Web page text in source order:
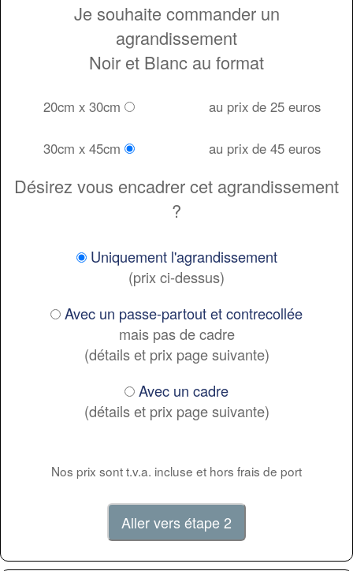
Je souhaite commander un
agrandissement
Noir et Blanc au format
20cm x 30cm au prix de 25 euros
30cm x 45cm au prix de 45 euros
Désirez vous encadrer cet agrandissement
?
Uniquement l'agrandissement
(prix ci-dessus)
Avec un passe-partout et contrecollée
mais pas de cadre
(détails et prix page suivante)
Avec un cadre
(détails et prix page suivante)
Nos prix sont t.v.a. incluse et hors frais de port